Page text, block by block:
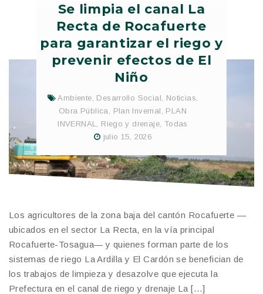
Se limpia el canal La
Recta de Rocafuerte
para garantizar el riego y
prevenir efectos de El
Niño
Ambiente Desarrollo Social Noticias
Obra Pública
Plan Invernal
PLAN
INVERNAL
Riego y drenaje Todas
julio 15, 2026
Los agricultores de la zona baja del cantón Rocafuerte —
ubicados en el sector La Recta, en la vía principal
Rocafuerte-Tosagua— y quienes forman parte de los
sistemas de riego La Ardilla y El Cardón se benefician de
los trabajos de limpieza y desazolve que ejecuta la
Prefectura en el canal de riego y drenaje La […]